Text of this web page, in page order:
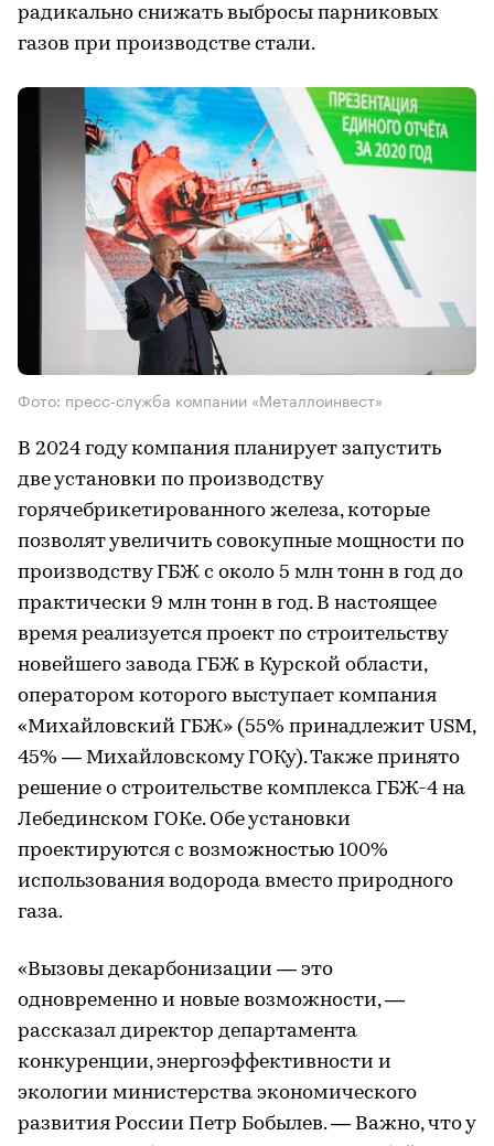
радикально снижать выбросы парниковых
газов при производстве стали.
Фото: пресс-служба компании «Металлоинвест»
В 2024 году компания планирует запустить
две установки по производству
горячебрикетированного железа, которые
позволят увеличить совокупные мощности по
производству ГБЖ с около 5 млн тонн в год до
практически 9 млн тонн в год. В настоящее
время реализуется проект по строительству
новейшего завода ГБЖ в Курской области,
оператором которого выступает компания
«Михайловский ГБЖ» (55% принадлежит USM,
45% — Михайловскому ГОКу). Также принято
решение о строительстве комплекса ГБЖ-4 на
Лебединском ГОКе. Обе установки
проектируются с возможностью 100%
использования водорода вместо природного
газа.
«Вызовы декарбонизации — это
одновременно и новые возможности, —
рассказал директор департамента
конкуренции, энергоэффективности и
экологии министерства экономического
развития России Петр Бобылев. — Важно, что у